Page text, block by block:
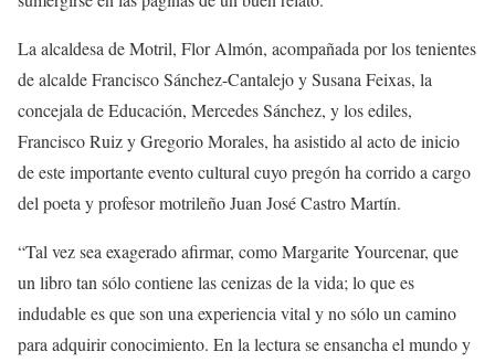
La alcaldesa de Motril, Flor Almón, acompañada por los tenientes
de alcalde Francisco Sánchez-Cantalejo y Susana Feixas, la
concejala de Educación, Mercedes Sánchez, y los ediles,
Francisco Ruiz y Gregorio Morales, ha asistido al acto de inicio
de este importante evento cultural cuyo pregón ha corrido a cargo
del poeta y profesor motrileño Juan José Castro Martín.
“Tal vez sea exagerado afirmar, como Margarite Yourcenar, que
un libro tan sólo contiene las cenizas de la vida; lo que es
indudable es que son una experiencia vital y no sólo un camino
para adquirir conocimiento. En la lectura se ensancha el mundo y